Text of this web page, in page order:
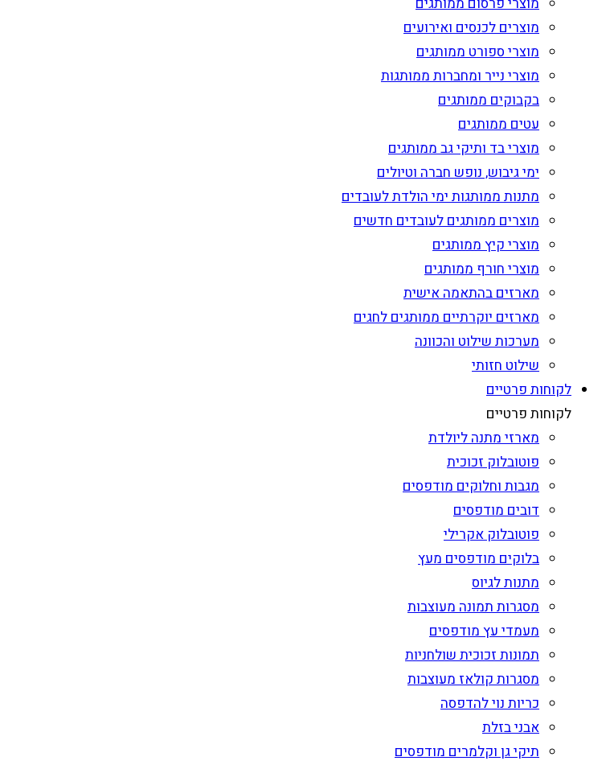
מוצרים לכנסים ואירועים
מוצרי ספורט ממותגים
מוצרי נייר ומחברות ממותגות
בקבוקים ממותגים
עטים ממותגים
מוצרי בד ותיקי גב ממותגים
ימי גיבוש, נופש חברה וטיולים
מתנות ממותגות ימי הולדת לעובדים
מוצרים ממותגים לעובדים חדשים
מוצרי קיץ ממותגים
מוצרי חורף ממותגים
מארזים בהתאמה אישית
מארזים יוקרתיים ממותגים לחגים
מערכות שילוט והכוונה
שילוט חזותי
לקוחות פרטיים
לקוחות פרטיים
מארזי מתנה ליולדת
פוטובלוק זכוכית
מגבות וחלוקים מודפסים
דובים מודפסים
פוטובלוק אקרילי
בלוקים מודפסים מעץ
מתנות לגיוס
מסגרות תמונה מעוצבות
מעמדי עץ מודפסים
תמונות זכוכית שולחניות
מסגרות קולאז מעוצבות
כריות נוי להדפסה
אבני בזלת
תיקי גן וקלמרים מודפסים